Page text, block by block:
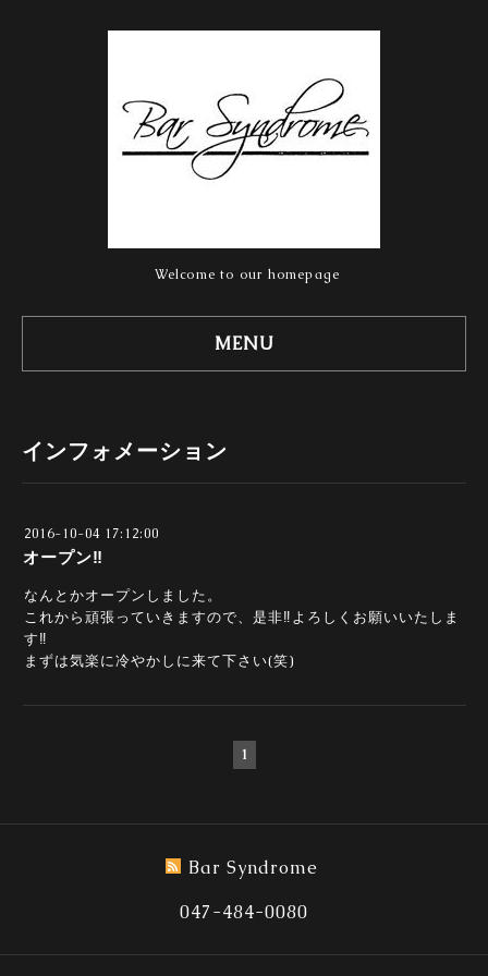
Welcome to our homepage
MENU
インフォメーション
2016-10-04 17:12:00
オープン‼
なんとかオープンしました。
これから頑張っていきますので、是非‼よろしくお願いいたしま
す‼
まずは気楽に冷やかしに来て下さい(笑)
1
Bar Syndrome
047-484-0080